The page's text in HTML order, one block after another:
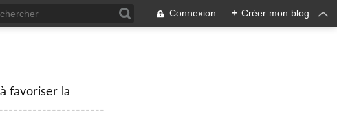
Connexion + Créer mon blog
favoriser la
------------------------